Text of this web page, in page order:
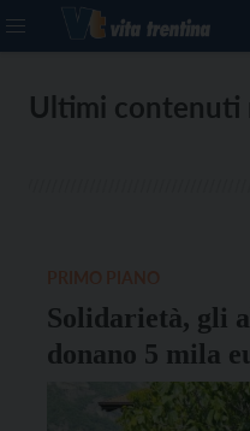
Ultimi contenuti
Solidarietà, gli
donano 5 mila